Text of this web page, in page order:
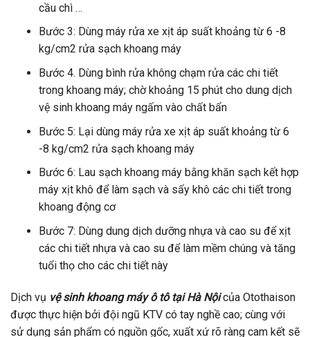
cầu chì …
Bước 3: Dùng máy rửa xe xịt áp suất khoảng từ 6 -8
kg/cm2 rửa sạch khoang máy
Bước 4. Dùng bình rửa không chạm rửa các chi tiết
trong khoang máy; chờ khoảng 15 phút cho dung dịch
vệ sinh khoang máy ngấm vào chất bẩn
Bước 5: Lại dùng máy rửa xe xịt áp suất khoảng từ 6
-8 kg/cm2 rửa sạch khoang máy
Bước 6: Lau sạch khoang máy bằng khăn sạch kết hợp
máy xịt khô để làm sạch và sấy khô các chi tiết trong
khoang động cơ
Bước 7: Dùng dung dịch dưỡng nhựa và cao su để xịt
các chi tiết nhựa và cao su để làm mềm chúng và tăng
tuổi thọ cho các chi tiết này
Dịch vụ vệ sinh khoang máy ô tô tại Hà Nộicủa Otothaison
được thực hiện bởi đội ngũ KTV có tay nghề cao; cùng với
sử dụng sản phẩm có nguồn gốc, xuất xứ rõ ràng cam kết sẽ